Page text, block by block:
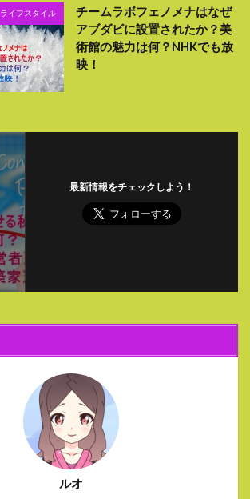
ライフスタイル
チームラボフェノメナはなぜ
アブダビに設置されたか？美
術館の魅力は何？NHKでも放
映！
最新情報をチェックしよう！
ルオ